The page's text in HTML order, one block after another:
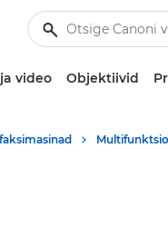
video Objektiivid